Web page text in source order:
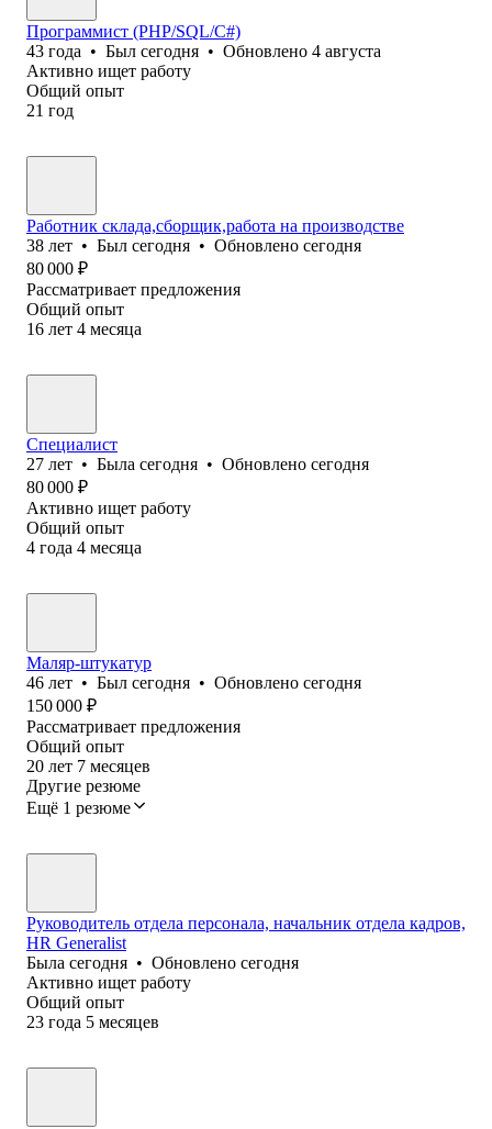
Программист (PHP/SQL/C#)
43 года • Был сегодня • Обновлено 4 августа
Активно ищет работу
Общий опыт
21 год
Работник склада,сборщик,работа на производстве
38 лет • Был сегодня • Обновлено сегодня
80 000 ₽
Рассматривает предложения
Общий опыт
16 лет 4 месяца
Специалист
27 лет • Была сегодня • Обновлено сегодня
80 000 ₽
Активно ищет работу
Общий опыт
4 года 4 месяца
Маляр-штукатур
46 лет • Был сегодня • Обновлено сегодня
150 000 ₽
Рассматривает предложения
Общий опыт
20 лет 7 месяцев
Другие резюме
Ещё 1 резюме
Руководитель отдела персонала, начальник отдела кадров,
HR Generalist
Была сегодня • Обновлено сегодня
Активно ищет работу
Общий опыт
23 года 5 месяцев